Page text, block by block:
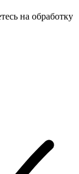
на обработку